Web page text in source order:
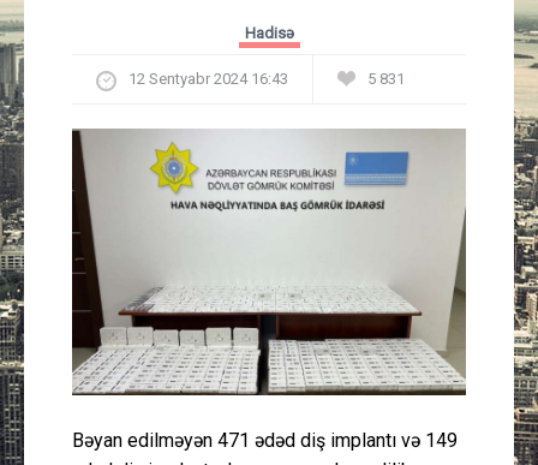
Güney Azərbaycan
Müsahibə
Layihə
Gündəm
Cəmiyyət
Hadisə
12 Sentyabr 2024 16:43 5 831
Bəyan edilməyən 471 ədəd diş implantı və 149